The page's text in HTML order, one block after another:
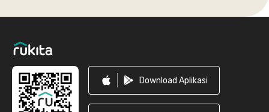
Download Aplikasi